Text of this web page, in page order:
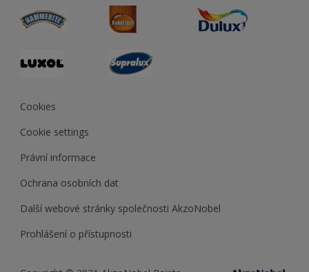
duluxpredajnafarieb.sk
Cookies
Cookie settings
Právní informace
Ochrana osobních dat
Další webové stránky společnosti AkzoNobel
Prohlášení o přístupnosti